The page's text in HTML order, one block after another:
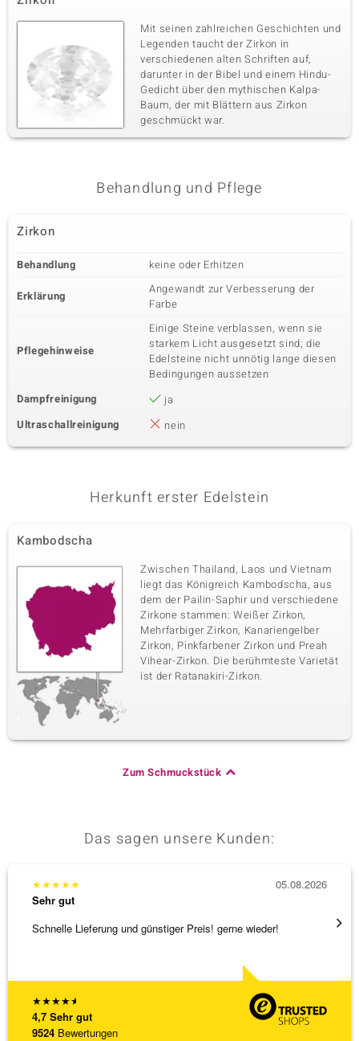
Mit seinen zahlreichen Geschichten und
Legenden taucht der Zirkon in
verschiedenen alten Schriften auf,
darunter in der Bibel und einem Hindu-
Gedicht über den mythischen Kalpa-
Baum, der mit Blättern aus Zirkon
geschmückt war.
Behandlung und Pflege
Zirkon
Behandlung keine oder Erhitzen
Erklärung
Angewandt zur Verbesserung der
Farbe
Pflegehinweise
Einige Steine verblassen, wenn sie
starkem Licht ausgesetzt sind; die
Edelsteine nicht unnötig lange diesen
Bedingungen aussetzen
Dampfreinigung
ja
Ultraschallreinigung
nein
Herkunft erster Edelstein
Kambodscha
Zwischen Thailand, Laos und Vietnam
liegt das Königreich Kambodscha, aus
dem der Pailin-Saphir und verschiedene
Zirkone stammen: Weißer Zirkon,
Mehrfarbiger Zirkon, Kanariengelber
Zirkon, Pinkfarbener Zirkon und Preah
Vihear-Zirkon. Die berühmteste Varietät
ist der Ratanakiri-Zirkon.
Zum Schmuckstück
Das sagen unsere Kunden:
★★★★★
4,7 Sehr gut
9524 Bewertungen
★★★★★
Sehr gut
Schnelle Lieferung und günstiger Preis! gerne wieder!
05.08.2026